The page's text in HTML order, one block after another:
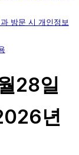
방문 시 개인정보
28일
년